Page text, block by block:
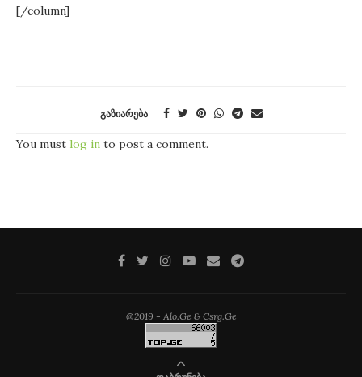
[/column]
ᲒᲐᲖᲘᲐᲠᲔᲑᲐ
You must log in to post a comment.
@2019 - Alo.Ge & Csrg.Ge